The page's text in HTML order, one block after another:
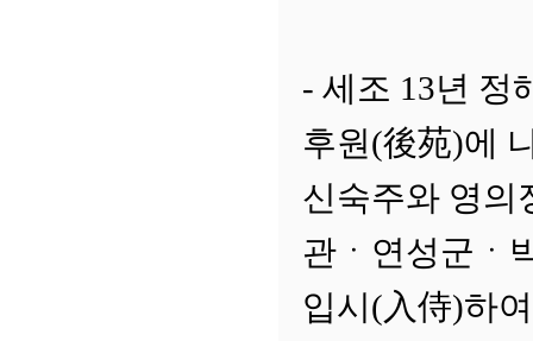
- 세조 13년 정
후원(後苑)에
신숙주와 영의
관ㆍ연성군ㆍ
입시(入侍)하